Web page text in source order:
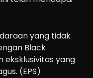
yang tidak
Black
eksklusivitas yang
(EPS)